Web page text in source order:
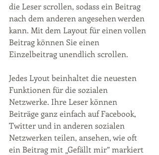
die Leser scrollen, sodass ein Beitrag
nach dem anderen angesehen werden
kann. Mit dem Layout für einen vollen
Beitrag können Sie einen
Einzelbeitrag unendlich scrollen.
Jedes Lyout beinhaltet die neuesten
Funktionen für die sozialen
Netzwerke. Ihre Leser können
Beiträge ganz einfach auf Facebook,
Twitter und in anderen sozialen
Netzwerken teilen, ansehen, wie oft
ein Beitrag mit „Gefällt mir” markiert